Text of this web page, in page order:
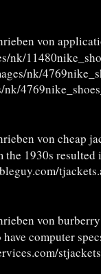
von
nk/
nk/
von cheap
1930s
von
computer